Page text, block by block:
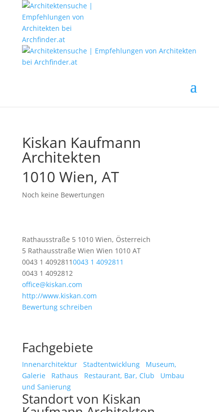
Kiskan Kaufmann
Architekten
1010 Wien, AT
Noch keine Bewertungen
Rathausstraße 5 1010 Wien, Österreich
5 Rathausstraße Wien Wien 1010 AT
0043 1 40928110043 1 4092811
0043 1 4092812
office@kiskan.com
http://www.kiskan.com
Bewertung schreiben
Fachgebiete
Innenarchitektur Stadtentwicklung
Museum,
Galerie
Rathaus Restaurant, Bar, Club
Umbau
und Sanierung
Standort von Kiskan